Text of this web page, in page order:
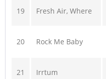
19 Fresh Air, Where
20 Rock Me Baby
21 Irrtum